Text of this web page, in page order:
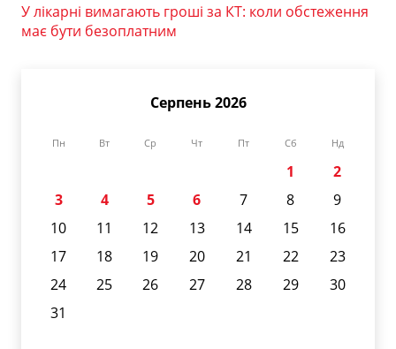
У лікарні вимагають гроші за КТ: коли обстеження
має бути безоплатним
Серпень 2026
Пн Вт Ср Чт Пт Сб Нд
1
2
3
4 5 6 7 8
9
10
11 12 13 14 15
16
17
18 19 20 21 22
23
24
25 26 27 28 29
30
31